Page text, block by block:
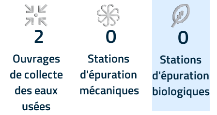
2
Ouvrages
de collecte
des eaux
usées
0
Stations
d'épuration
mécaniques
0
Stations
d'épuration
biologiques